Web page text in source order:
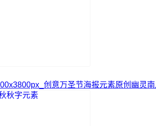
创意万圣节海报元素原创幽灵